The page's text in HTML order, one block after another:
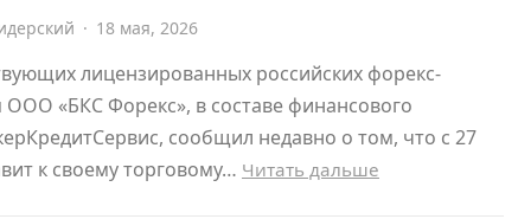
· 18 мая, 2026
лицензированных российских форекс-
«БКС Форекс», в составе финансового
сообщил недавно о том, что с 27
к своему торговому… Читать дальше